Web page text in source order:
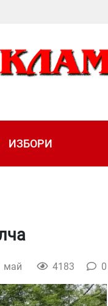
ИЗБОРИ
май 4183 0